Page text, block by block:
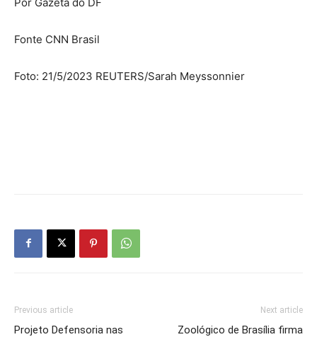
Fonte CNN Brasil
Foto: 21/5/2023 REUTERS/Sarah Meyssonnier
Previous article
Projeto Defensoria nas
Next article
Zoológico de Brasília firma